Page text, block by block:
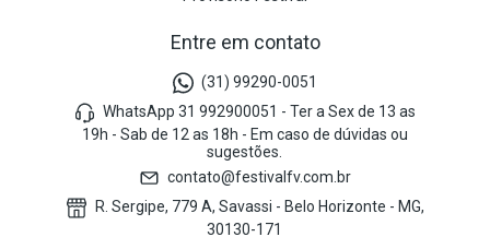
Entre em contato
(31) 99290-0051
WhatsApp 31 992900051 - Ter a Sex de 13 as
19h - Sab de 12 as 18h - Em caso de dúvidas ou
sugestões.
contato@festivalfv.com.br
R. Sergipe, 779 A, Savassi - Belo Horizonte - MG,
30130-171